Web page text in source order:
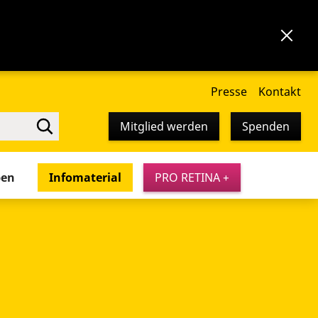
Presse Kontakt
Mitglied werden Spenden
Infomaterial PRO RETINA +